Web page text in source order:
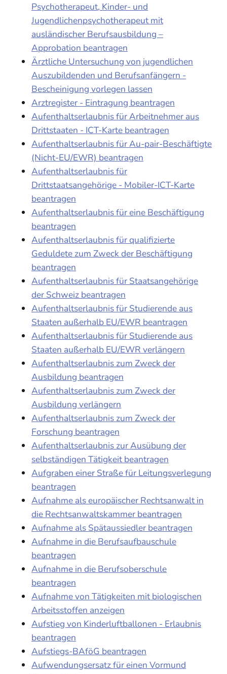
Psychotherapeut, Kinder- und
Jugendlichenpsychotherapeut mit
ausländischer Berufsausbildung –
Approbation beantragen
Ärztliche Untersuchung von jugendlichen
Auszubildenden und Berufsanfängern -
Bescheinigung vorlegen lassen
Arztregister - Eintragung beantragen
Aufenthaltserlaubnis für Arbeitnehmer aus
Drittstaaten - ICT-Karte beantragen
Aufenthaltserlaubnis für Au-pair-Beschäftigte
(Nicht-EU/EWR) beantragen
Aufenthaltserlaubnis für
Drittstaatsangehörige - Mobiler-ICT-Karte
beantragen
Aufenthaltserlaubnis für eine Beschäftigung
beantragen
Aufenthaltserlaubnis für qualifizierte
Geduldete zum Zweck der Beschäftigung
beantragen
Aufenthaltserlaubnis für Staatsangehörige
der Schweiz beantragen
Aufenthaltserlaubnis für Studierende aus
Staaten außerhalb EU/EWR beantragen
Aufenthaltserlaubnis für Studierende aus
Staaten außerhalb EU/EWR verlängern
Aufenthaltserlaubnis zum Zweck der
Ausbildung beantragen
Aufenthaltserlaubnis zum Zweck der
Ausbildung verlängern
Aufenthaltserlaubnis zum Zweck der
Forschung beantragen
Aufenthaltserlaubnis zur Ausübung der
selbständigen Tätigkeit beantragen
Aufgraben einer Straße für Leitungsverlegung
beantragen
Aufnahme als europäischer Rechtsanwalt in
die Rechtsanwaltskammer beantragen
Aufnahme als Spätaussiedler beantragen
Aufnahme in die Berufsaufbauschule
beantragen
Aufnahme in die Berufsoberschule
beantragen
Aufnahme von Tätigkeiten mit biologischen
Arbeitsstoffen anzeigen
Aufstieg von Kinderluftballonen - Erlaubnis
beantragen
Aufstiegs-BAföG beantragen
Aufwendungsersatz für einen Vormund